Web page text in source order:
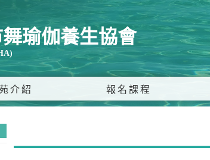
瑜伽養生協會
介紹 報名課程